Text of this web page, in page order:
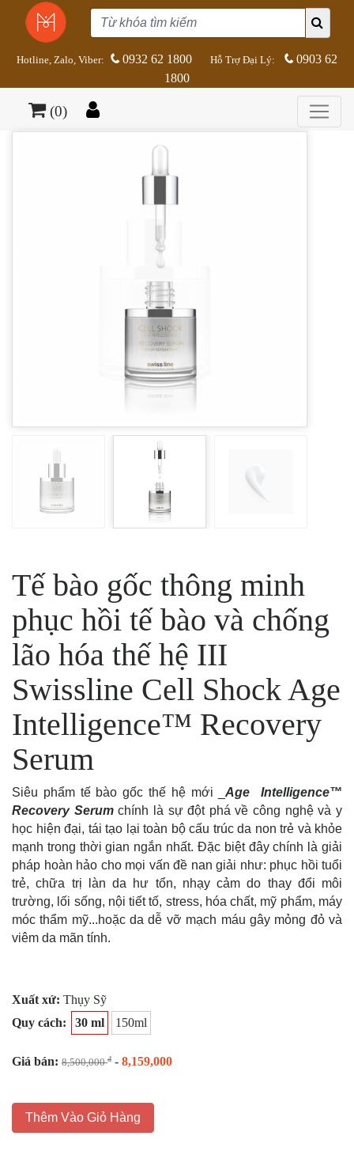
Hotline, Zalo, Viber: 0932 62 1800 Hỗ Trợ Đại Lý:
0903 62
1800
(0)
Tế bào gốc thông minh
phục hồi tế bào và chống
lão hóa thế hệ III
Swissline Cell Shock Age
Intelligence™ Recovery
Serum
Siêu phẩm tế bào gốc thế hệ mới _Age Intelligence™
Recovery Serumchính là sự đột phá về công nghệ và y
học hiện đại, tái tạo lại toàn bộ cấu trúc da non trẻ và khỏe
mạnh trong thời gian ngắn nhất. Đặc biệt đây chính là giải
pháp hoàn hảo cho mọi vấn đề nan giải như: phục hồi tuổi
trẻ, chữa trị làn da hư tổn, nhạy cảm do thay đổi môi
trường, lối sống, nội tiết tố, stress, hóa chất, mỹ phẩm, máy
móc thẩm mỹ...hoặc da dễ vỡ mạch máu gây mỏng đỏ và
viêm da mãn tính.
Xuất xứ: Thụy Sỹ
Quy cách:
30 ml 150ml
Giá bán: 8,500,000đ - 8,159,000
Thêm Vào Giỏ Hàng